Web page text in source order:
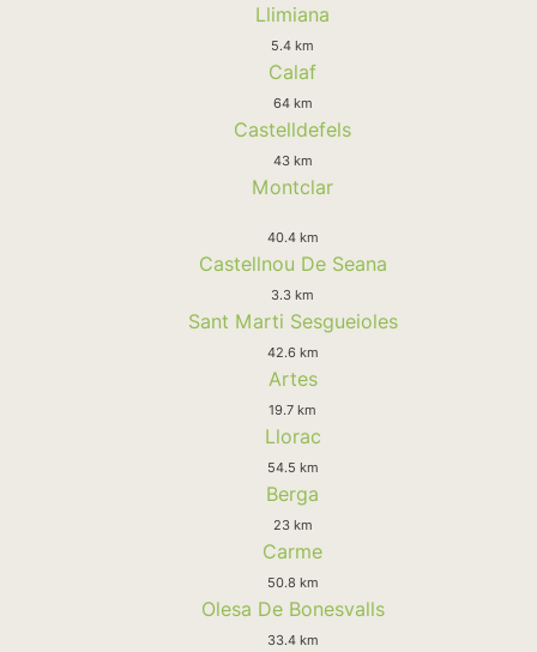
Llimiana
5.4 km
Calaf
64 km
Castelldefels
43 km
Montclar
40.4 km
Castellnou De Seana
3.3 km
Sant Marti Sesgueioles
42.6 km
Artes
19.7 km
Llorac
54.5 km
Berga
23 km
Carme
50.8 km
Olesa De Bonesvalls
33.4 km